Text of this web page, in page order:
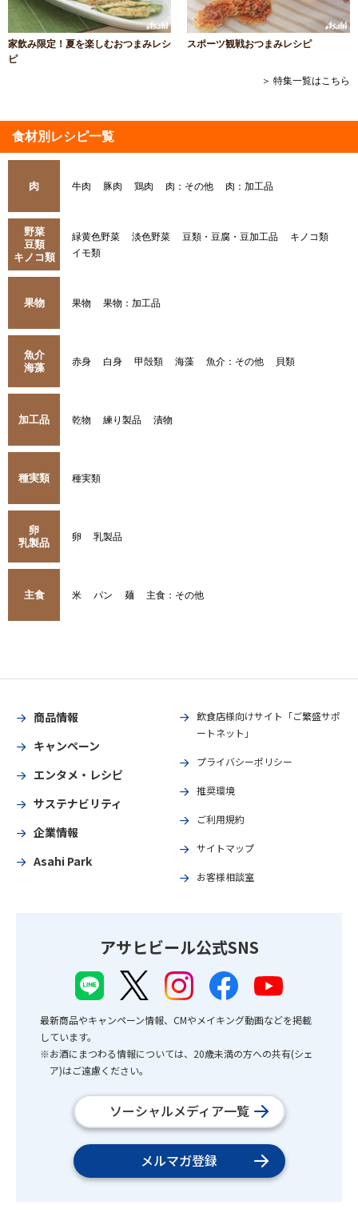
家飲み限定！夏を楽しむおつまみレシ
ピ
スポーツ観戦おつまみレシピ
＞ 特集一覧はこちら
食材別レシピ一覧
肉 牛肉 豚肉 鶏肉 肉：その他 肉：加工品
野菜
豆類
キノコ類
緑黄色野菜 淡色野菜 豆類・豆腐・豆加工品
キノコ類
イモ類
果物 果物 果物：加工品
魚介
海藻
赤身 白身 甲殻類 海藻 魚介：その他 貝類
加工品 乾物 練り製品 漬物
種実類 種実類
卵
乳製品
卵 乳製品
主食 米 パン 麺 主食：その他
商品情報
キャンペーン
エンタメ・レシピ
サステナビリティ
企業情報
Asahi Park
飲食店様向けサイト「ご繁盛サポ
ートネット」
プライバシーポリシー
推奨環境
ご利用規約
サイトマップ
お客様相談室
アサヒビール公式SNS
最新商品やキャンペーン情報、CMやメイキング動画などを掲載
しています。
※お酒にまつわる情報については、20歳未満の方への共有(シェ
ア)はご遠慮ください。
ソーシャルメディア一覧
メルマガ登録